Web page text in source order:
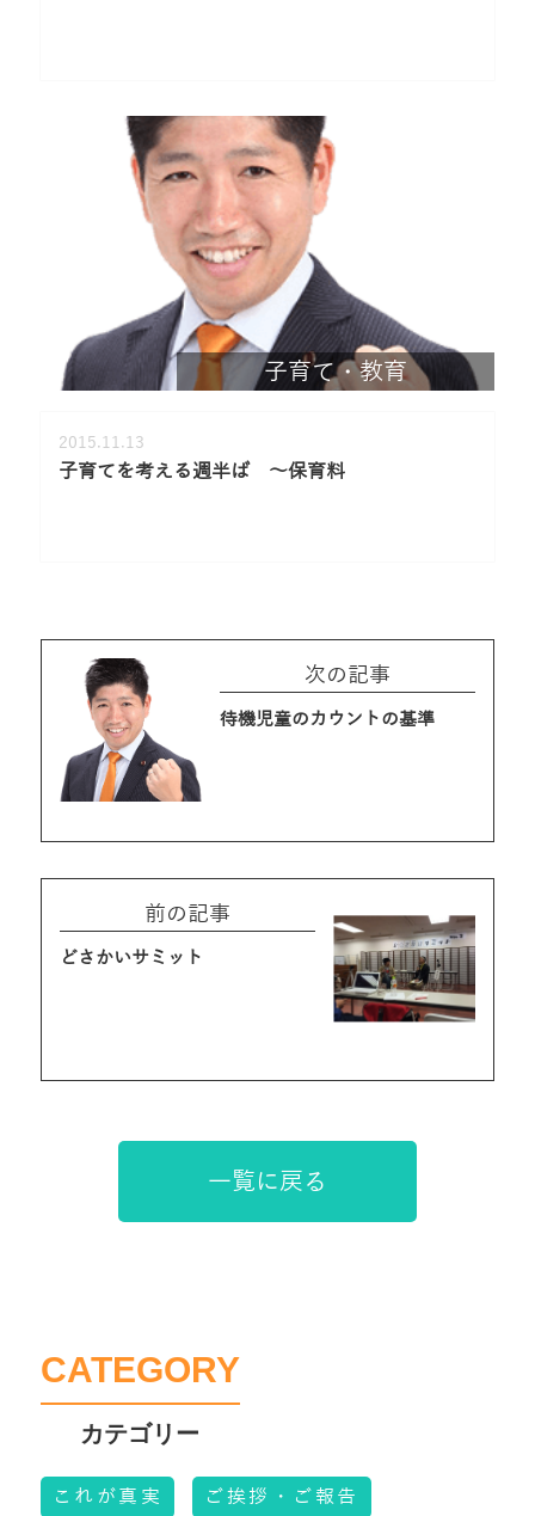
子育て・教育
2015.11.13
子育てを考える週半ば ～保育料
次の記事
待機児童のカウントの基準
前の記事
どさかいサミット
一覧に戻る
CATEGORY
これが真実 ご挨拶・ご報告